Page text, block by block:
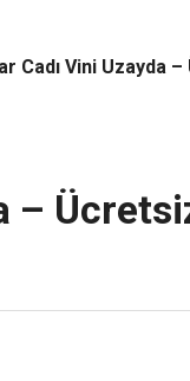
Cadı Vini Uzayda
–